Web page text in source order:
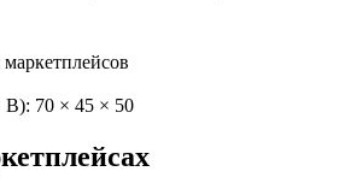
В): 70 × 45 × 50